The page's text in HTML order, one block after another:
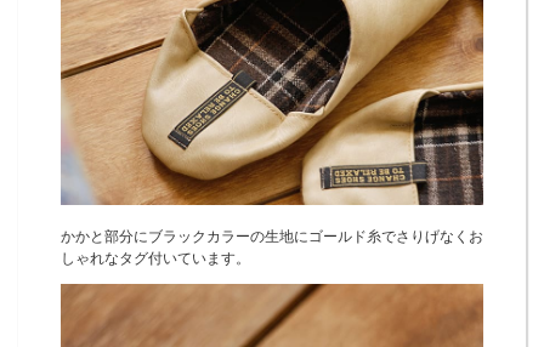
かかと部分にブラックカラーの生地にゴールド糸でさりげなくお
しゃれなタグ付いています。